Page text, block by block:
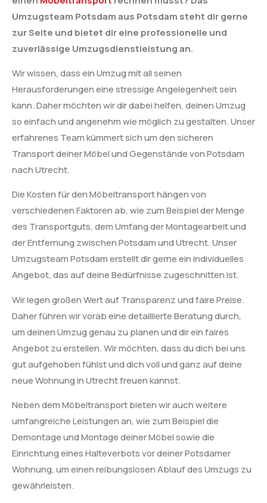
Umzugsteam Potsdam aus Potsdam steht dir gerne
zur Seite und bietet dir eine professionelle und
zuverlässige Umzugsdienstleistung an.
Wir wissen, dass ein Umzug mit all seinen
Herausforderungen eine stressige Angelegenheit sein
kann. Daher möchten wir dir dabei helfen, deinen Umzug
so einfach und angenehm wie möglich zu gestalten. Unser
erfahrenes Team kümmert sich um den sicheren
Transport deiner Möbel und Gegenstände von Potsdam
nach Utrecht.
Die Kosten für den Möbeltransport hängen von
verschiedenen Faktoren ab, wie zum Beispiel der Menge
des Transportguts, dem Umfang der Montagearbeit und
der Entfernung zwischen Potsdam und Utrecht. Unser
Umzugsteam Potsdam erstellt dir gerne ein individuelles
Angebot, das auf deine Bedürfnisse zugeschnitten ist.
Wir legen großen Wert auf Transparenz und faire Preise.
Daher führen wir vorab eine detaillierte Beratung durch,
um deinen Umzug genau zu planen und dir ein faires
Angebot zu erstellen. Wir möchten, dass du dich bei uns
gut aufgehoben fühlst und dich voll und ganz auf deine
neue Wohnung in Utrecht freuen kannst.
Neben dem Möbeltransport bieten wir auch weitere
umfangreiche Leistungen an, wie zum Beispiel die
Demontage und Montage deiner Möbel sowie die
Einrichtung eines Halteverbots vor deiner Potsdamer
Wohnung, um einen reibungslosen Ablauf des Umzugs zu
gewährleisten.